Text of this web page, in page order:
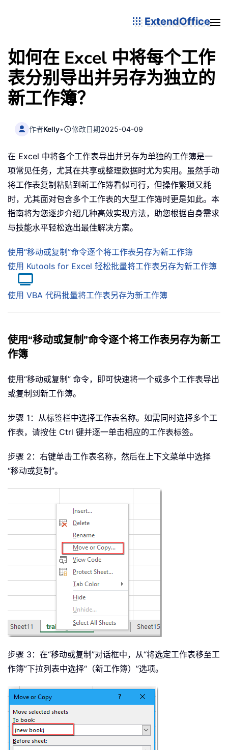
ExtendOffice
如何在 Excel 中将每个工作
表分别导出并另存为独立的
新工作簿？
作者Kelly• 修改日期2025-04-09
在 Excel 中将各个工作表导出并另存为单独的工作簿是一
项常见任务，尤其在共享或整理数据时尤为实用。虽然手动
将工作表复制粘贴到新工作簿看似可行，但操作繁琐又耗
时，尤其面对包含多个工作表的大型工作簿时更是如此。本
指南将为您逐步介绍几种高效实现方法，助您根据自身需求
与技能水平轻松选出最佳解决方案。
使用“移动或复制”命令逐个将工作表另存为新工作簿
使用 Kutools for Excel 轻松批量将工作表另存为新工作簿
使用 VBA 代码批量将工作表另存为新工作簿
使用“移动或复制”命令逐个将工作表另存为新工
作簿
使用“移动或复制” 命令，即可快速将一个或多个工作表导出
或复制到新工作簿。
步骤 1：从标签栏中选择工作表名称。如需同时选择多个工
作表，请按住 Ctrl 键并逐一单击相应的工作表标签。
步骤 2：右键单击工作表名称，然后在上下文菜单中选择
“移动或复制”。
步骤 3：在“移动或复制”对话框中，从“将选定工作表移至工
作簿”下拉列表中选择“（新工作簿）”选项。